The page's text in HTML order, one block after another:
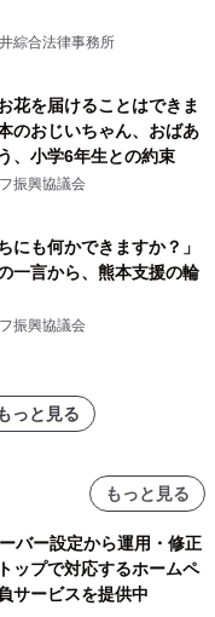
綜合法律事務所
花を届けることはできま
のおじいちゃん、おばあ
、小学6年生との約束
振興協議会
にも何かできますか？」
一言から、熊本支援の輪
振興協議会
っと見る
もっと見る
バー設定から運用・修正
ップで対応するホームペ
サービスを提供中